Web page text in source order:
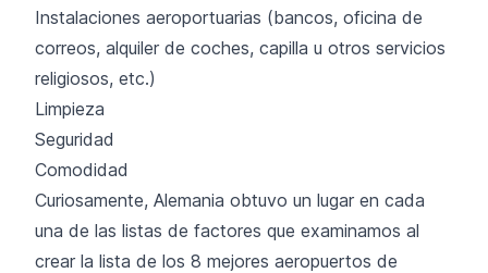
Instalaciones aeroportuarias (bancos, oficina de
correos, alquiler de coches, capilla u otros servicios
religiosos, etc.)
Limpieza
Seguridad
Comodidad
Curiosamente, Alemania obtuvo un lugar en cada
una de las listas de factores que examinamos al
crear la lista de los 8 mejores aeropuertos de